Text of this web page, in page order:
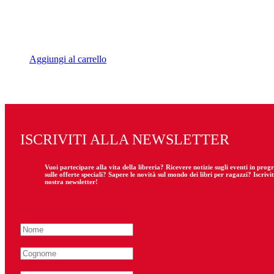
Aggiungi al carrello
ISCRIVITI ALLA NEWSLETTER
Vuoi partecipare alla vita della libreria? Ricevere notizie sugli eventi in
sulle offerte speciali? Sapere le novità sul mondo dei libri per ragazzi?
nostra newsletter!